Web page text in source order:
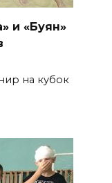
и «Буян»
на кубок